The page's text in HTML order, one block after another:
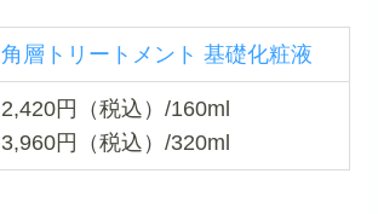
角層トリートメント 基礎化粧液
2,420円（税込）/160ml
3,960円（税込）/320ml